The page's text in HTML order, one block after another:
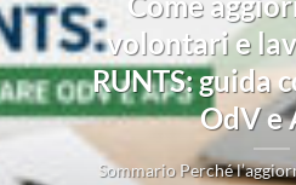
volontari e
RUNTS: guida
OdV e
Sommario Perché